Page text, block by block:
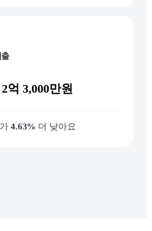
출
2억 3,000만원
4.63% 더 낮아요